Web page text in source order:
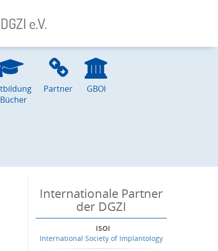
e.V.
Partner GBOI
Internationale Partner
der DGZI
ISOI
International Society of Implantology